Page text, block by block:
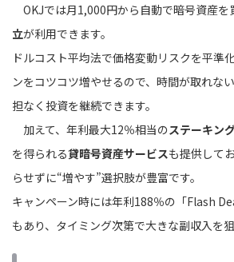
OKJでは月1,000円から自動で暗号資産を
立が利用できます。
ドルコスト平均法で価格変動リスクを平準
ンをコツコツ増やせるので、時間が取れな
担なく投資を継続できます。
加えて、年利最大12％相当のステーキン
を得られる貸暗号資産サービスも提供して
らせずに“増やす”選択肢が豊富です。
キャンペーン時には年利188％の「Flash
もあり、タイミング次第で大きな副収入を狙